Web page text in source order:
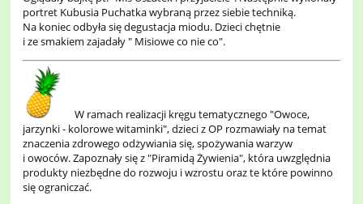
portret Kubusia Puchatka wybraną przez siebie techniką.
Na koniec odbyła się degustacja miodu. Dzieci chętnie
i ze smakiem zajadały " Misiowe co nie co".
W ramach realizacji kręgu tematycznego "Owoce,
jarzynki - kolorowe witaminki", dzieci z OP rozmawiały na temat
znaczenia zdrowego odżywiania się, spożywania warzyw
i owoców. Zapoznały się z "Piramidą Żywienia", która uwzględnia
produkty niezbędne do rozwoju i wzrostu oraz te które powinno
się ograniczać.